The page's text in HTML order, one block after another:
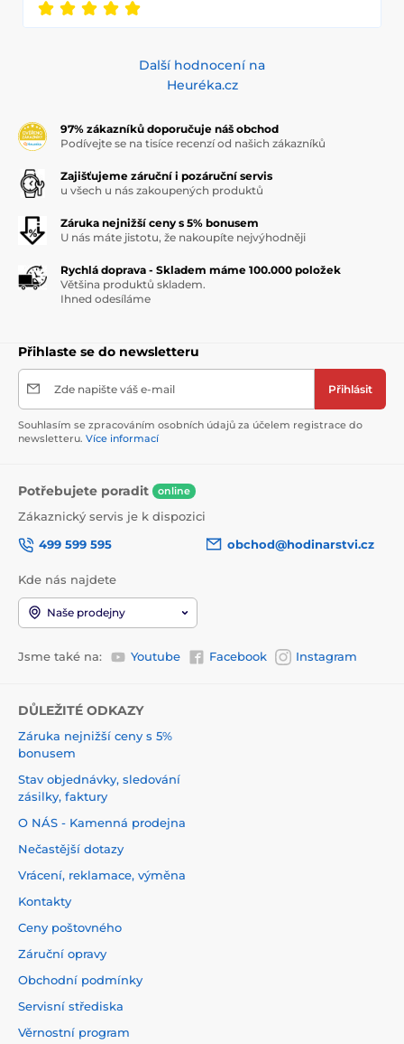
Další hodnocení na
Heuréka.cz
97% zákazníků doporučuje náš obchod
Podívejte se na tisíce recenzí od našich zákazníků
Zajišťujeme záruční i pozáruční servis
u všech u nás zakoupených produktů
Záruka nejnižší ceny s 5% bonusem
U nás máte jistotu, že nakoupíte nejvýhodněji
Rychlá doprava - Skladem máme 100.000 položek
Většina produktů skladem.
Ihned odesíláme
Přihlaste se do newsletteru
Zde napište váš e-mail Přihlásit
Souhlasím se zpracováním osobních údajů za účelem registrace do
newsletteru. Více informací
Potřebujete poradit online
Zákaznický servis je k dispozici
499 599 595
obchod@hodinarstvi.cz
Kde nás najdete
Naše prodejny
Jsme také na: Youtube Facebook Instagram
DŮLEŽITÉ ODKAZY
Záruka nejnižší ceny s 5%
bonusem
Stav objednávky, sledování
zásilky, faktury
O NÁS - Kamenná prodejna
Nečastější dotazy
Vrácení, reklamace, výměna
Kontakty
Ceny poštovného
Záruční opravy
Obchodní podmínky
Servisní střediska
Věrnostní program